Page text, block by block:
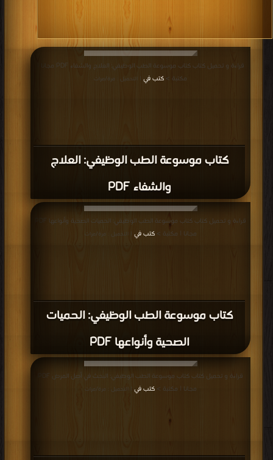
كتاب موسوعة الطب الوظيفي: العلاج
والشفاء PDF
قراءة و تحميل كتاب كتاب موسوعة الطب الوظيفي: العلاج والشفاء PDF مجانا |
مكتبة > كتب في | التحميل : مرة/مرات
كتاب موسوعة الطب الوظيفي: الحميات
الصحية وأنواعها PDF
مجانا | مكتبة >كتب في | التحميل : مرة/مرات
قراءة و تحميل كتاب كتاب موسوعة الطب الوظيفي: البحث في أصل المرض PDF
مجانا | مكتبة >كتب في | التحميل : مرة/مرات